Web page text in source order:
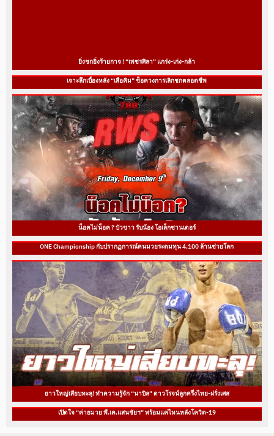
ยิ่งชกยิ่งร้ายกาจ ! “เพชรศิลา” แกร่ง-เก่ง-กล้า
เจาะลึกเบื้องหลัง “เสือคิม” ช็อควงการเลิกชกตลอดชีพ
น็อคไม่น็อค ? บัวขาว รับน้อง โอเล็กซานเดอร์
ONE Championship กับปรากฏการณ์คนมวยระดมทุน 4,100 ล้านช่วยโลก
ยาวใหญ่เสียบทะลุ! ทำความรู้จัก “นาบิล” ดาวโรจน์ลูกครึ่งไทย-ฝรั่งเศส
เปิดใจ “ค่ายมวย พี.เค.แสนชัยฯ” พร้อมแค่ไหนหลังโควิด-19